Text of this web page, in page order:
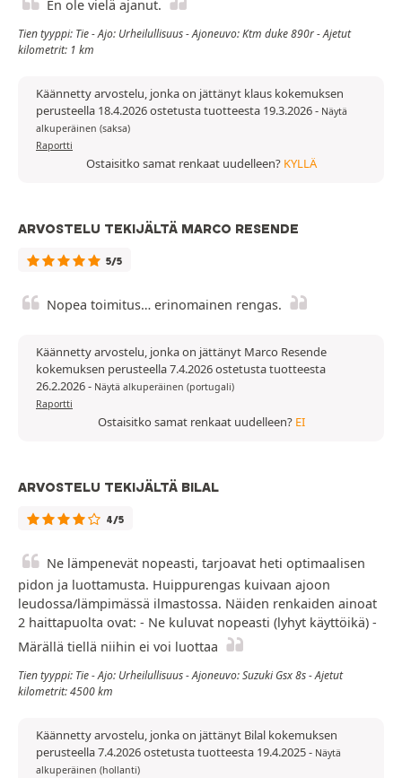
En ole vielä ajanut.
Tien tyyppi: Tie - Ajo: Urheilullisuus - Ajoneuvo: Ktm duke 890r - Ajetut
kilometrit: 1 km
Käännetty arvostelu, jonka on jättänyt klaus kokemuksen
perusteella 18.4.2026 ostetusta tuotteesta 19.3.2026- Näytä
alkuperäinen (saksa)
Raportti
Ostaisitko samat renkaat uudelleen? KYLLÄ
ARVOSTELU TEKIJÄLTÄ MARCO RESENDE
5/5
Nopea toimitus… erinomainen rengas.
Käännetty arvostelu, jonka on jättänyt Marco Resende
kokemuksen perusteella 7.4.2026 ostetusta tuotteesta
26.2.2026- Näytä alkuperäinen (portugali)
Raportti
Ostaisitko samat renkaat uudelleen? EI
ARVOSTELU TEKIJÄLTÄ BILAL
4/5
Ne lämpenevät nopeasti, tarjoavat heti optimaalisen
pidon ja luottamusta. Huippurengas kuivaan ajoon
leudossa/lämpimässä ilmastossa. Näiden renkaiden ainoat
2 haittapuolta ovat: - Ne kuluvat nopeasti (lyhyt käyttöikä) -
Märällä tiellä niihin ei voi luottaa
Tien tyyppi: Tie - Ajo: Urheilullisuus - Ajoneuvo: Suzuki Gsx 8s - Ajetut
kilometrit: 4500 km
Käännetty arvostelu, jonka on jättänyt Bilal kokemuksen
perusteella 7.4.2026 ostetusta tuotteesta 19.4.2025- Näytä
alkuperäinen (hollanti)